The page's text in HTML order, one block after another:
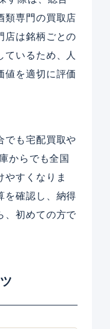
類専門の買取店
店は銘柄ごとの
ているため、人
値を適切に評価
でも宅配買取や
からでも全国
やすくなりま
を確認し、納得
、初めての方で